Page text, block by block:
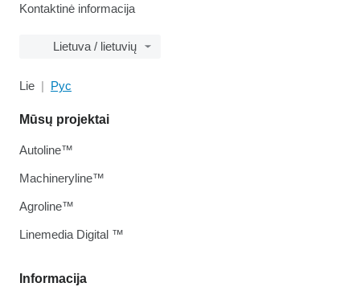
Kontaktinė informacija
Lietuva / lietuvių
Lie Рус
Informacija
Mūsų projektai
Autoline™
Machineryline™
Agroline™
Linemedia Digital ™